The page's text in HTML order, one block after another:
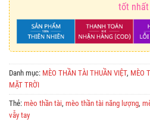
tốt nhất
Danh mục: MÈO THẦN TÀI THUẦN VIỆT, MÈO
MẶT TRỜI
Thẻ: mèo thần tài, mèo thần tài năng lượng,
vẫy tay